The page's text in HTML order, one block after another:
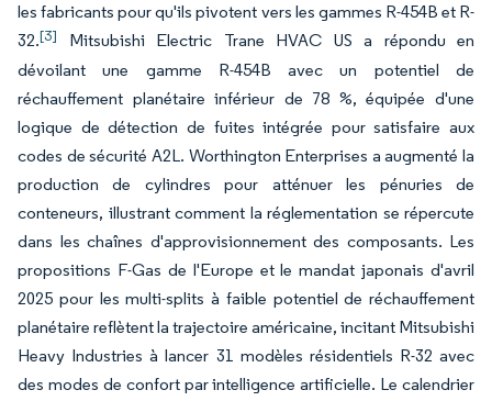
les fabricants pour qu'ils pivotent vers les gammes R-454B et R-
32.[3]
Mitsubishi Electric Trane HVAC US a répondu en
dévoilant une gamme R-454B avec un potentiel de
réchauffement planétaire inférieur de 78 %, équipée d'une
logique de détection de fuites intégrée pour satisfaire aux
codes de sécurité A2L. Worthington Enterprises a augmenté la
production de cylindres pour atténuer les pénuries de
conteneurs, illustrant comment la réglementation se répercute
dans les chaînes d'approvisionnement des composants. Les
propositions F-Gas de l'Europe et le mandat japonais d'avril
2025 pour les multi-splits à faible potentiel de réchauffement
planétaire reflètent la trajectoire américaine, incitant Mitsubishi
Heavy Industries à lancer 31 modèles résidentiels R-32 avec
des modes de confort par intelligence artificielle. Le calendrier